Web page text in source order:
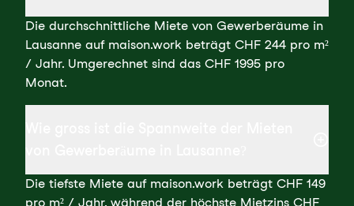
Die durchschnittliche Miete von Gewerberäume in
Lausanne auf maison.work beträgt CHF 244 pro m²
/ Jahr. Umgerechnet sind das CHF 1995 pro
Monat.
Die tiefste Miete auf maison.work beträgt CHF 149
pro m² / Jahr, während der höchste Mietzins CHF